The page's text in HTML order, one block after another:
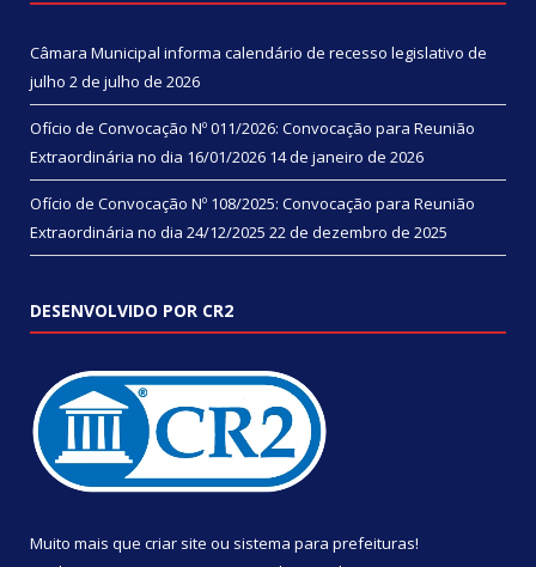
Câmara Municipal informa calendário de recesso legislativo de
julho 2 de julho de 2026
Ofício de Convocação Nº 011/2026: Convocação para Reunião
Extraordinária no dia 16/01/2026 14 de janeiro de 2026
Ofício de Convocação Nº 108/2025: Convocação para Reunião
Extraordinária no dia 24/12/2025 22 de dezembro de 2025
DESENVOLVIDO POR CR2
Muito mais que criar site ou sistema para prefeituras!